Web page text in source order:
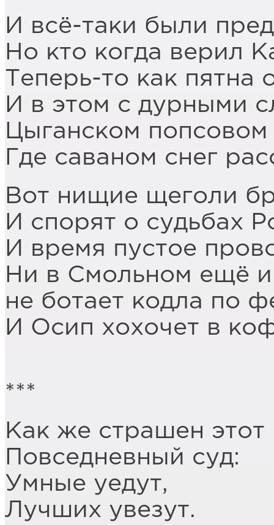
И всё-таки были
Но кто когда верил
Теперь-то как пятна
И в этом с дурными
Цыганском
Где саваном снег
Вот нищие щеголи
И спорят о судьбах
И время пустое
Ни в Смольном ещё
не ботает кодла по
И Осип хохочет в
***
Как же страшен этот
Повседневный суд:
Умные уедут,
Лучших увезут.